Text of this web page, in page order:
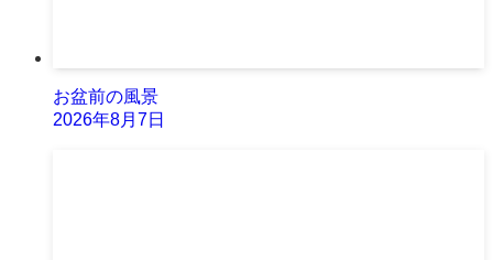
お盆前の風景
2026年8月7日